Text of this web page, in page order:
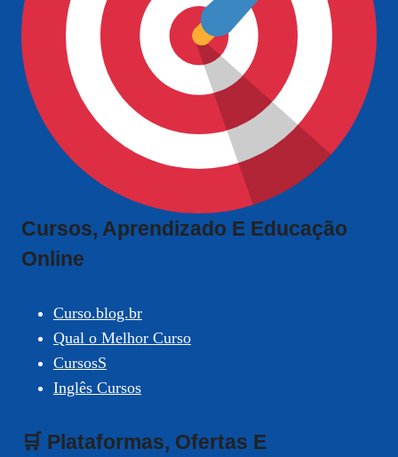
Cursos, Aprendizado E Educação
Online
Curso.blog.br
Qual o Melhor Curso
CursosS
Inglês Cursos
🛒 Plataformas, Ofertas E